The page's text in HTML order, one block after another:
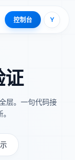
控制台 Y
层。一句代码接